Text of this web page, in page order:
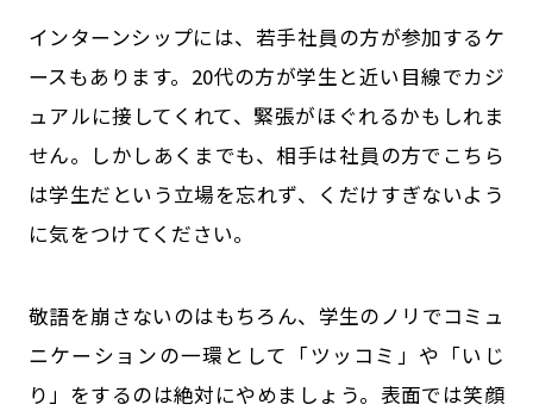
インターンシップには、若手社員の方が参加するケ
ースもあります。20代の方が学生と近い目線でカジ
ュアルに接してくれて、緊張がほぐれるかもしれま
せん。しかしあくまでも、相手は社員の方でこちら
は学生だという立場を忘れず、くだけすぎないよう
に気をつけてください。
敬語を崩さないのはもちろん、学生のノリでコミュ
ニケーションの一環として「ツッコミ」や「いじ
り」をするのは絶対にやめましょう。表面では笑顔